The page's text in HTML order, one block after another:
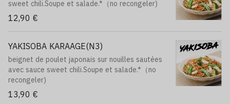
sweet chili.Soupe et salade.*（no recongeler)
12,90 €
YAKISOBA KARAAGE(N3)
beignet de poulet japonais sur nouilles sautées
avec sauce sweet chili.Soupe et salade.*（no
recongeler)
13,90 €